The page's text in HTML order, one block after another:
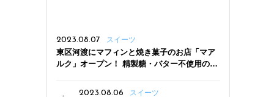
2023.08.07 スイーツ
東区河渡にマフィンと焼き菓子のお店「マア
ルク」オープン！ 精製糖・バター不使用の体
2023.08.06
スイーツ